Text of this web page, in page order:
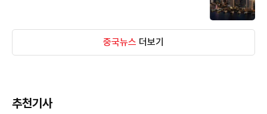
중국뉴스 더보기
추천기사